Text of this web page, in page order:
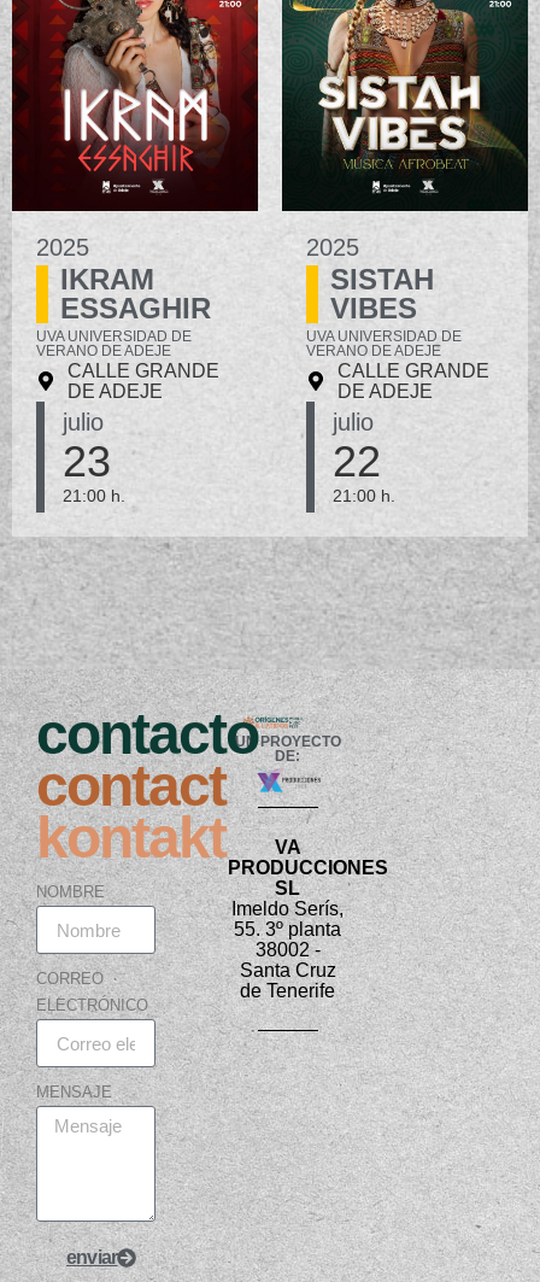
2025
IKRAM
ESSAGHIR
UVA UNIVERSIDAD DE
VERANO DE ADEJE
CALLE GRANDE
DE ADEJE
julio
23
21:00 h.
2025
SISTAH
VIBES
UVA UNIVERSIDAD DE
VERANO DE ADEJE
CALLE GRANDE
DE ADEJE
julio
22
21:00 h.
UN PROYECTO
DE:
VA
PRODUCCIONES
SL
Imeldo Serís,
55. 3º planta
38002 -
Santa Cruz
de Tenerife
contacto
contact
kontakt
NOMBRE
CORREO
ELECTRÓNICO
MENSAJE
enviar